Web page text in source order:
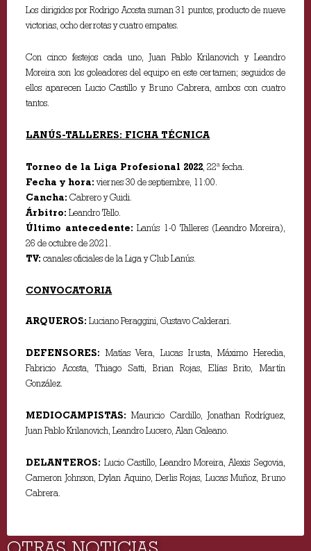
Los dirigidos por Rodrigo Acosta suman 31 puntos, producto de nueve
victorias, ocho derrotas y cuatro empates.
Con cinco festejos cada uno, Juan Pablo Krilanovich y Leandro
Moreira son los goleadores del equipo en este certamen; seguidos de
ellos aparecen Lucio Castillo y Bruno Cabrera, ambos con cuatro
tantos.
LANÚS-TALLERES: FICHA TÉCNICA
Torneo de la Liga Profesional 2022, 22ª fecha.
Fecha y hora:viernes 30 de septiembre, 11:00.
Cancha: Cabrero y Guidi.
Árbitro: Leandro Tello.
Último antecedente: Lanús 1-0 Talleres (Leandro Moreira),
26 de octubre de 2021.
TV: canales oficiales de la Liga y Club Lanús.
CONVOCATORIA
ARQUEROS: Luciano Peraggini, Gustavo Calderari.
DEFENSORES: Matías Vera, Lucas Irusta, Máximo Heredia,
Fabricio Acosta, Thiago Satti, Brian Rojas, Elías Brito, Martín
González.
MEDIOCAMPISTAS: Mauricio Cardillo, Jonathan Rodríguez,
Juan Pablo Krilanovich, Leandro Lucero, Alan Galeano.
DELANTEROS: Lucio Castillo, Leandro Moreira, Alexis Segovia,
Cameron Johnson, Dylan Aquino, Derlis Rojas, Lucas Muñoz, Bruno
Cabrera.